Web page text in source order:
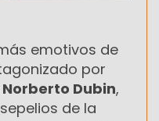
emotivos de
por
Norberto Dubin,
de la